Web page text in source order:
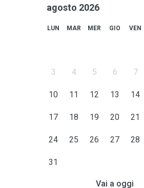
agosto 2026
LUN MAR MER GIO VEN
3 4 5 6 7
10 11 12 13 14
17 18 19 20 21
24 25 26 27 28
31
Vai a oggi